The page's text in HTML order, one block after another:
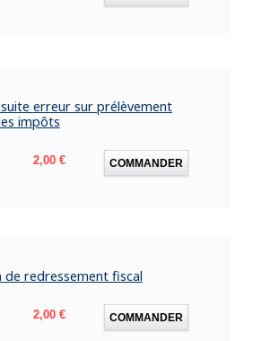
erreur sur prélèvement
impôts
Prix
2,00 € COMMANDER
redressement fiscal
Prix
2,00 € COMMANDER